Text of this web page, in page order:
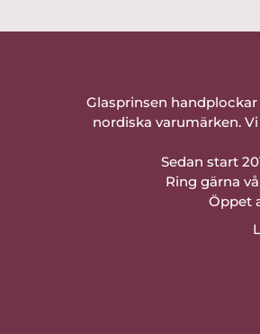
Glasprinsen
nordiska varumärken.
Sedan start
Ring gärna
Öppet